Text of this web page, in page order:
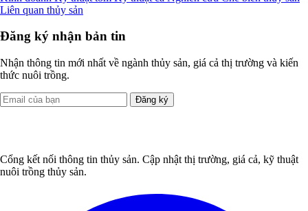
Liên quan thủy sản
Đăng ký nhận bản tin
Nhận thông tin mới nhất về ngành thủy sản, giá cả thị trường và kiến
thức nuôi trồng.
Đăng ký
Cổng kết nối thông tin thủy sản. Cập nhật thị trường, giá cả, kỹ thuật
nuôi trồng thủy sản.